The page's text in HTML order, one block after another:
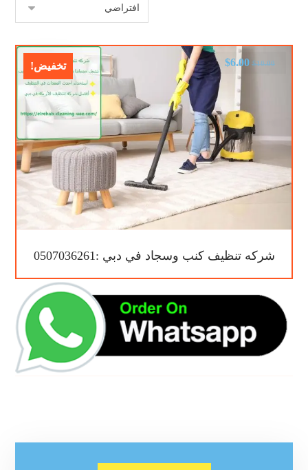
تخفيض!
شركه تنظيف كنب وسجاد في دبي :0507036261
$10.00
$6.00